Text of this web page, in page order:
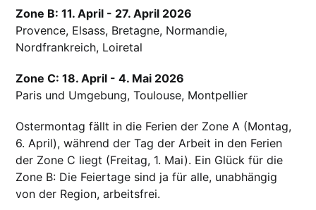
Zone B: 11. April - 27. April 2026
Provence, Elsass, Bretagne, Normandie,
Nordfrankreich, Loiretal
Zone C: 18. April - 4. Mai 2026
Paris und Umgebung, Toulouse, Montpellier
Ostermontag fällt in die Ferien der Zone A (Montag,
6. April), während der Tag der Arbeit in den Ferien
der Zone C liegt (Freitag, 1. Mai). Ein Glück für die
Zone B: Die Feiertage sind ja für alle, unabhängig
von der Region, arbeitsfrei.